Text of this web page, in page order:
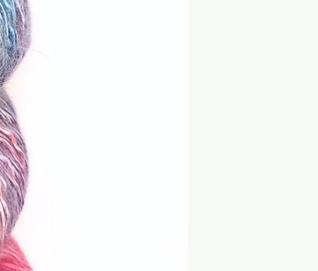
sowie
Verarbeitungshinweise.